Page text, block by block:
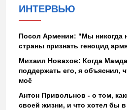
ИНТЕРВЬЮ
Посол Армении: "Мы никогда
страны признать геноцид
Михаил Новахов: Когда
поддержать его, я объяснил,
моё
Антон Привольнов - о том,
своей жизни, и что хотел бы